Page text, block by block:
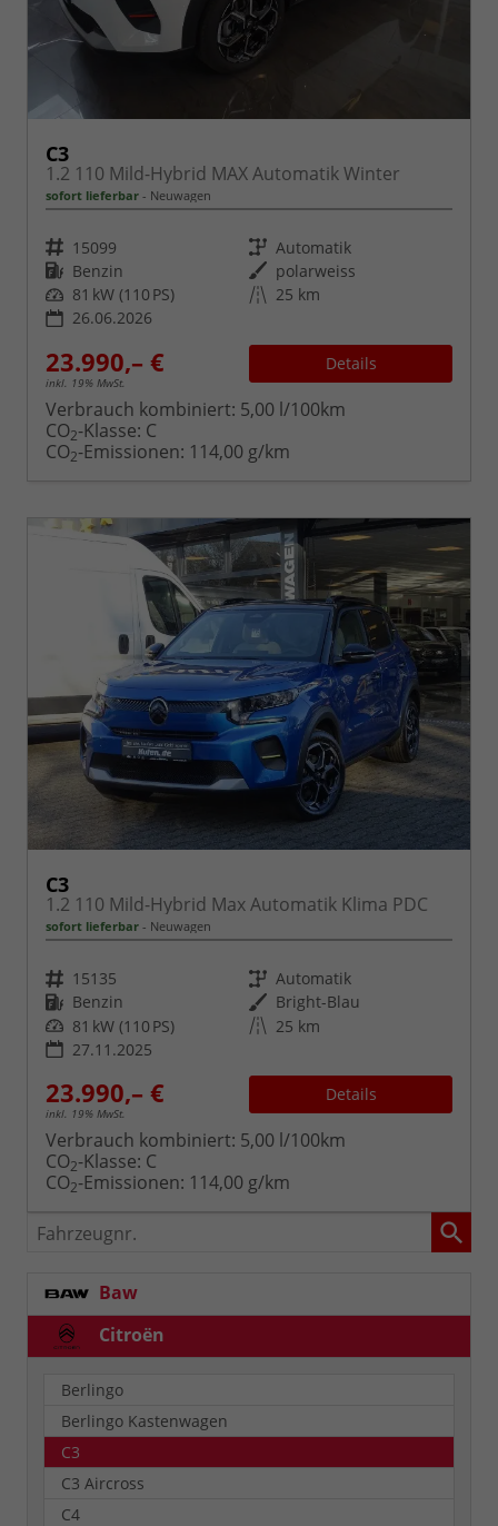
C3
1.2 110 Mild-Hybrid MAX Automatik Winter
sofort lieferbar Neuwagen
Fahrzeugnr. 15099 Getriebe Automatik
Kraftstoff Benzin Außenfarbe polarweiss
Leistung 81 kW (110 PS) Kilometerstand 25 km
26.06.2026
23.990,– €
inkl. 19% MwSt.
Details
Verbrauch kombiniert: 5,00 l/100km
CO2-Klasse: C
CO2-Emissionen: 114,00 g/km
C3
1.2 110 Mild-Hybrid Max Automatik Klima PDC
sofort lieferbar Neuwagen
Fahrzeugnr. 15135 Getriebe Automatik
Kraftstoff Benzin Außenfarbe Bright-Blau
Leistung 81 kW (110 PS) Kilometerstand 25 km
27.11.2025
23.990,– €
inkl. 19% MwSt.
Details
Verbrauch kombiniert: 5,00 l/100km
CO2-Klasse: C
CO2-Emissionen: 114,00 g/km
Fahrzeugnr.
Baw
Citroën
Berlingo
Berlingo Kastenwagen
C3
C3 Aircross
C4